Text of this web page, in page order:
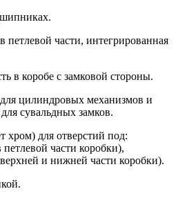
части, интегрированная
в коробе с замковой стороны.
цилиндровых механизмов и
сувальдных замков.
хром) для отверстий под:
части коробки),
и нижней части коробки).